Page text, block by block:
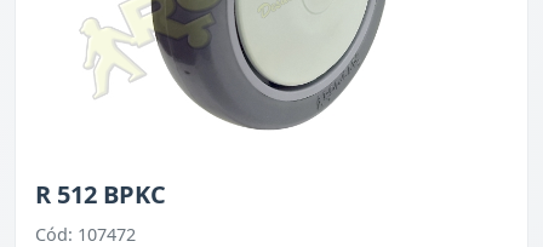
R 512 BPKC
Cód: 107472